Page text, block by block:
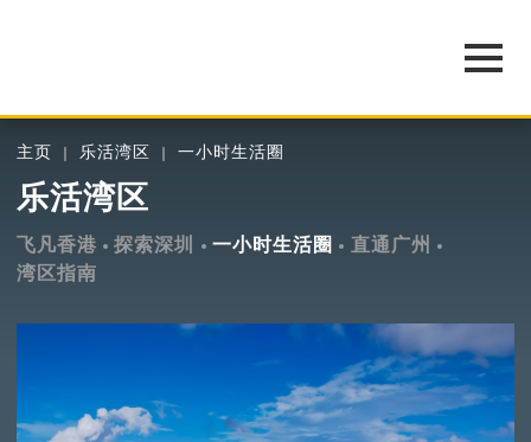
主页 乐活湾区 一小时生活圈
乐活湾区
飞凡香港 探索深圳 一小时生活圈
直通广州
湾区指南